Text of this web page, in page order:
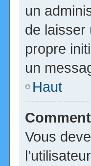
un
de laisser
propre
un
Haut
Vous